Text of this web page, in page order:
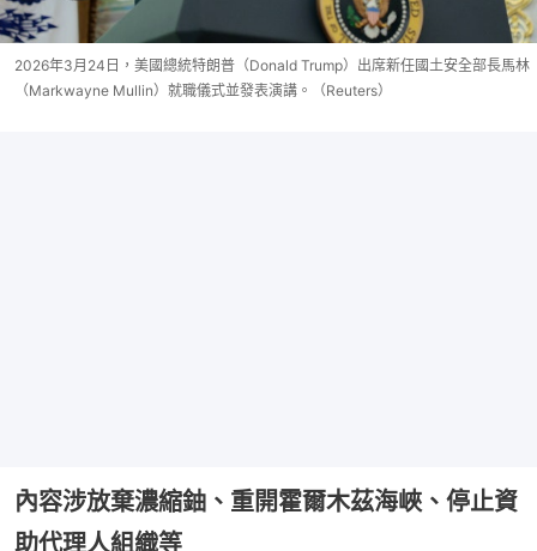
2026年3月24日，美國總統特朗普（Donald Trump）出席新任國土安全部長馬林
（Markwayne Mullin）就職儀式並發表演講。（Reuters）
內容涉放棄濃縮鈾、重開霍爾木茲海峽、停止資
助代理人組織等